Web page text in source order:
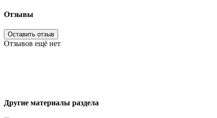
Отзывы
Оставить отзыв
Отзывов ещё нет
Другие материалы раздела